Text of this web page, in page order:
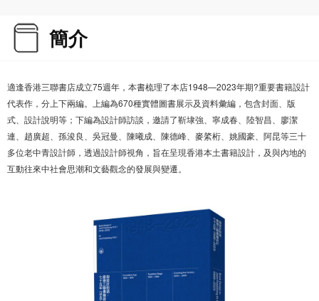
簡介
適逢香港三聯書店成立75週年，本書梳理了本店1948—2023年期?重要書籍設計
代表作，分上下兩編。上編為670種實體圖書展示及資料彙編，包含封面、版
式、設計說明等；下編為設計師訪談，邀請了靳埭強、寧成春、陸智昌、廖潔
連、趙廣超、孫浚良、吳冠曼、陳曦成、陳德峰、麥綮桁、姚國豪、阿昆等三十
多位老中青設計師，透過設計師視角，旨在呈現香港本土書籍設計，及與內地的
互動往來中社會思潮和文藝觀念的發展與變遷。